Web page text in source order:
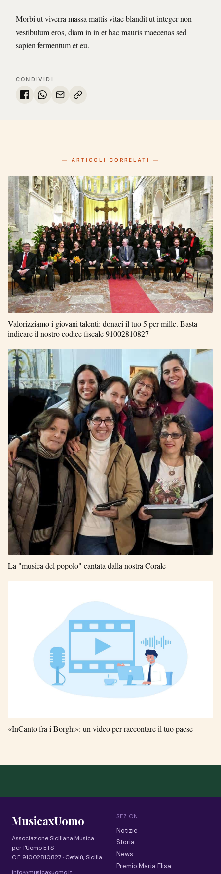
Morbi ut viverra massa mattis vitae blandit ut integer non
vestibulum eros, diam in in et hac mauris maecenas sed
sapien fermentum et eu.
CONDIVIDI
— ARTICOLI CORRELATI —
Valorizziamo i giovani talenti: donaci il tuo 5 per mille. Basta
indicare il nostro codice fiscale 91002810827
La "musica del popolo" cantata dalla nostra Corale
«InCanto fra i Borghi»: un video per raccontare il tuo paese
MusicaxUomo
Associazione Siciliana Musica
per l'Uomo ETS
C.F. 91002810827 · Cefalù, Sicilia
info@musicaxuomo.it
SEZIONI
Notizie
Storia
News
Premio Maria Elisa